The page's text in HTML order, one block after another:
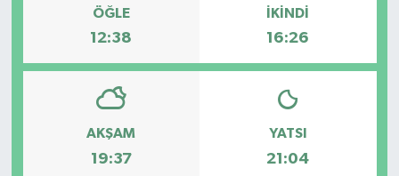
ÖĞLE
12:38
İKINDI
16:26
AKŞAM
19:37
YATSI
21:04